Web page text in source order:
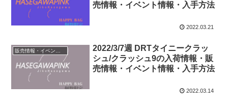
売情報・イベント情報・入手方法
2022.03.21
販売情報・イベント情報
2022/3/7週 DRTタイニークラッ
シュ/クラッシュ9の入荷情報・販
売情報・イベント情報・入手方法
2022.03.14